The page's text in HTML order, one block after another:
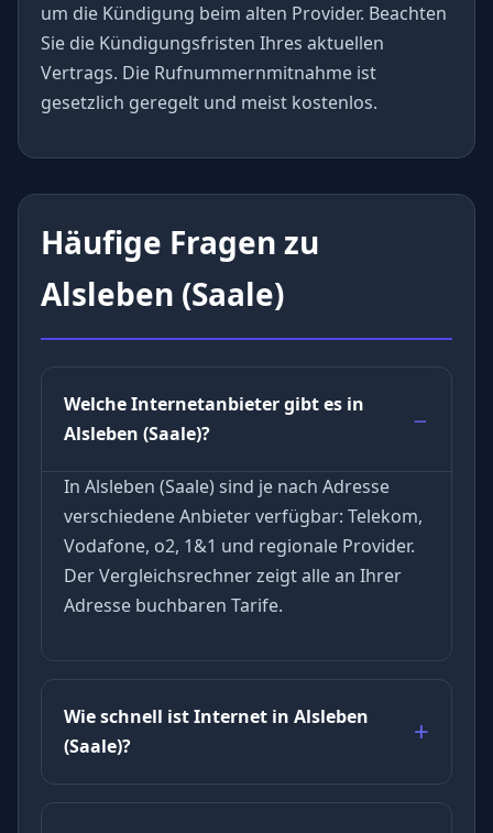
um die Kündigung beim alten Provider. Beachten
Sie die Kündigungsfristen Ihres aktuellen
Vertrags. Die Rufnummernmitnahme ist
gesetzlich geregelt und meist kostenlos.
Häufige Fragen zu
Alsleben (Saale)
Welche Internetanbieter gibt es in
Alsleben (Saale)?
In Alsleben (Saale) sind je nach Adresse
verschiedene Anbieter verfügbar: Telekom,
Vodafone, o2, 1&1 und regionale Provider.
Der Vergleichsrechner zeigt alle an Ihrer
Adresse buchbaren Tarife.
Wie schnell ist Internet in Alsleben
(Saale)?